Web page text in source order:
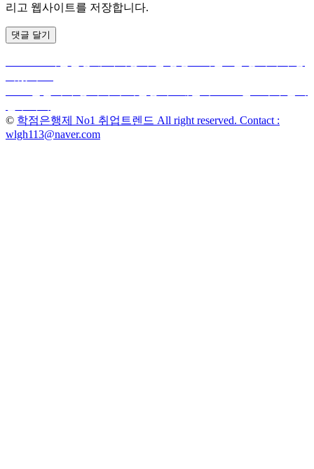
리고 웹사이트를 저장합니다.
글
탐
색
© 학점은행제 No1 취업트렌드 All right reserved. Contact :
wlgh113@naver.com